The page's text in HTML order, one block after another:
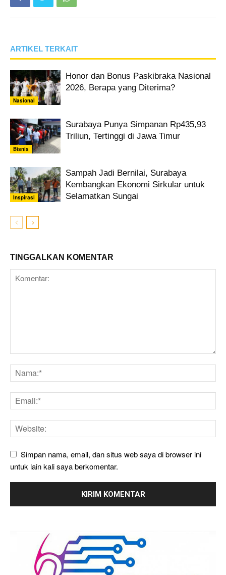
ARTIKEL TERKAIT
Nasional
Honor dan Bonus Paskibraka Nasional
2026, Berapa yang Diterima?
Bisnis
Surabaya Punya Simpanan Rp435,93
Triliun, Tertinggi di Jawa Timur
Inspirasi
Sampah Jadi Bernilai, Surabaya
Kembangkan Ekonomi Sirkular untuk
Selamatkan Sungai
TINGGALKAN KOMENTAR
Simpan nama, email, dan situs web saya di browser ini
untuk lain kali saya berkomentar.